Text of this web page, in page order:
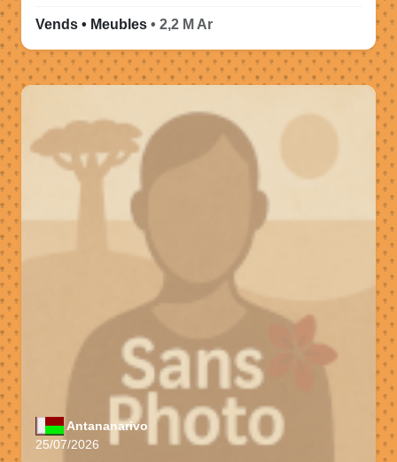
Vends • Meubles • 2,2 M Ar
Antananarivo
25/07/2026